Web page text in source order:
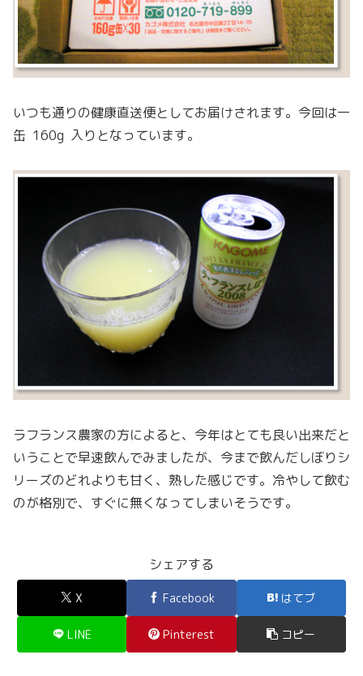
いつも通りの健康直送便としてお届けされます。今回は一
缶 160g 入りとなっています。
ラフランス農家の方によると、今年はとても良い出来だと
いうことで早速飲んでみましたが、今まで飲んだしぼりシ
リーズのどれよりも甘く、熟した感じです。冷やして飲む
のが格別で、すぐに無くなってしまいそうです。
シェアする
X Facebook はてブ
LINE Pinterest コピー